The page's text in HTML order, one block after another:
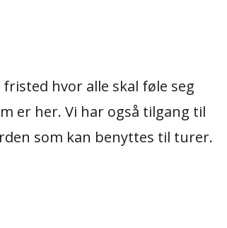
hvor alle skal føle seg
er her. Vi har også tilgang til
som kan benyttes til turer.